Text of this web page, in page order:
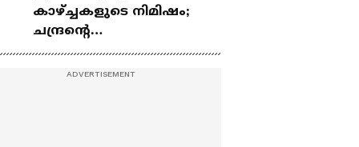
കാഴ്ച്ചകളുടെ നിമിഷം;
ചന്ദ്രന്റെ